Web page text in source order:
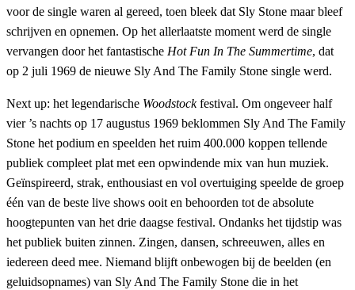
voor de single waren al gereed, toen bleek dat Sly Stone maar bleef
schrijven en opnemen. Op het allerlaatste moment werd de single
vervangen door het fantastische Hot Fun In The Summertime, dat
op 2 juli 1969 de nieuwe Sly And The Family Stone single werd.
Next up: het legendarische Woodstockfestival. Om ongeveer half
vier ’s nachts op 17 augustus 1969 beklommen Sly And The Family
Stone het podium en speelden het ruim 400.000 koppen tellende
publiek compleet plat met een opwindende mix van hun muziek.
Geïnspireerd, strak, enthousiast en vol overtuiging speelde de groep
één van de beste live shows ooit en behoorden tot de absolute
hoogtepunten van het drie daagse festival. Ondanks het tijdstip was
het publiek buiten zinnen. Zingen, dansen, schreeuwen, alles en
iedereen deed mee. Niemand blijft onbewogen bij de beelden (en
geluidsopnames) van Sly And The Family Stone die in het